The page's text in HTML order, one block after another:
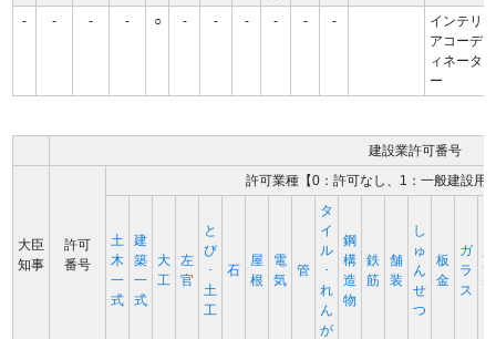
- - - - ○ - - - - - -
インテリ
アコーデ
ィネータ
ー
建設業許可番号
大臣
知事
許可
番号
許可業種【0：許可なし、1：一般建設用
土
木
一
式
建
築
一
式
大
工
左
官
と
び
･
土
工
石
屋
根
電
気
管
タ
イ
ル
･
れ
ん
が
鋼
構
造
物
鉄
筋
舗
装
し
ゅ
ん
せ
つ
板
金
ガ
ラ
ス
塗
装